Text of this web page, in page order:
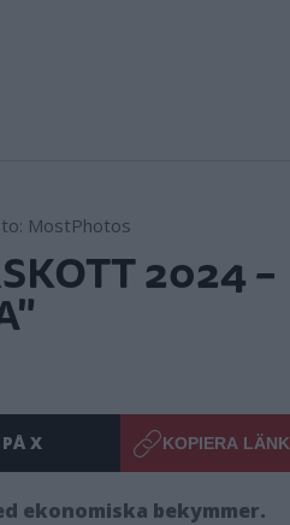
MostPhotos
2024 –
X KOPIERA LÄNK
ekonomiska bekymmer.